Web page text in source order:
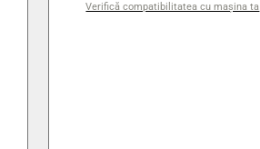
Verifică compatibilitatea cu mașina ta